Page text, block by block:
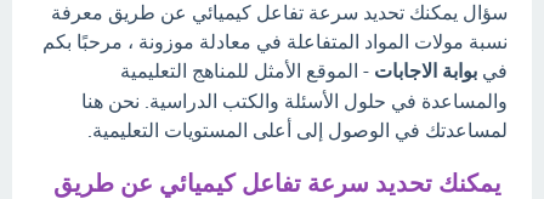
سؤال يمكنك تحديد سرعة تفاعل كيميائي عن طريق معرفة
نسبة مولات المواد المتفاعلة في معادلة موزونة ، مرحبًا بكم
في بوابة الاجابات - الموقع الأمثل للمناهج التعليمية
والمساعدة في حلول الأسئلة والكتب الدراسية. نحن هنا
لمساعدتك في الوصول إلى أعلى المستويات التعليمية.
يمكنك تحديد سرعة تفاعل كيميائي عن طريق